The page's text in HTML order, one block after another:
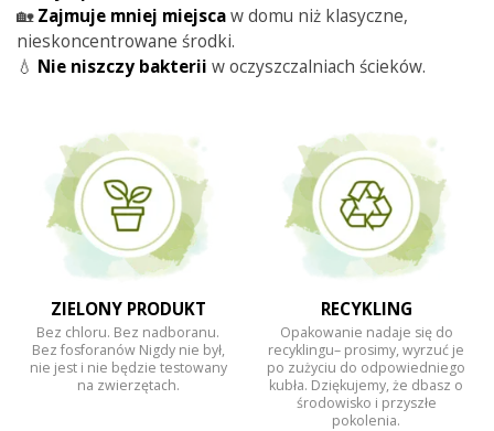
🏡Zajmuje mniej miejscaw domu niż klasyczne,
nieskoncentrowane środki.
💧 Nie niszczy bakterii w oczyszczalniach ścieków.
ZIELONY PRODUKT
Bez chloru. Bez nadboranu.
Bez fosforanów Nigdy nie był,
nie jest i nie będzie testowany
na zwierzętach.
RECYKLING
Opakowanie nadaje się do
recyklingu– prosimy, wyrzuć je
po zużyciu do odpowiedniego
kubła. Dziękujemy, że dbasz o
środowisko i przyszłe
pokolenia.